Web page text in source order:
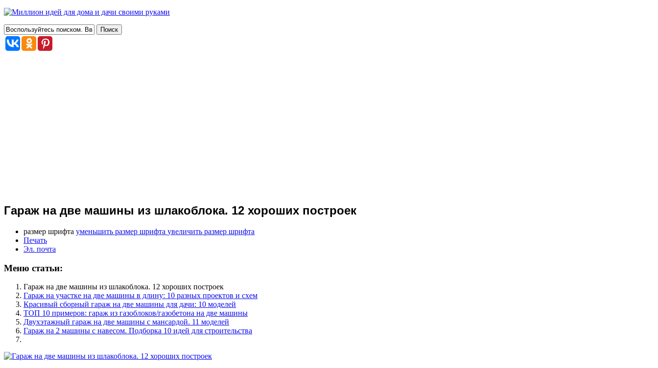
Гараж на две машины из шлакоблока. 12 хороших построек
размер шрифта уменьшить размер шрифта увеличить размер шрифта
Печать
Эл. почта
Меню статьи:
Гараж на две машины из шлакоблока. 12 хороших построек
Гараж на участке на две машины в длину: 10 разных проектов и схем
Красивый сборный гараж на две машины для дачи: 10 моделей
ТОП 10 примеров: гараж из газоблоков/газобетона на две машины
Двухэтажный гараж на две машины с мансардой. 11 моделей
Гараж на 2 машины с навесом. Подборка 10 идей для строительства